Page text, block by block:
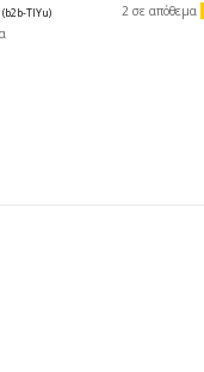
TlYu) 2 σε απόθεμα